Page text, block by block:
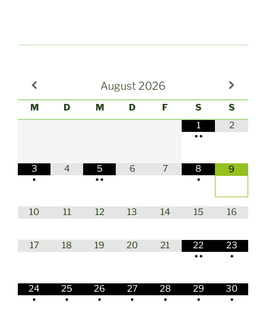
August 2026
M D M D F S
S
1
••
2
3
•
4
5
••
6 7
8
•
9
10 11 12 13 14 15 16
17 18 19 20 21
22
••
23
•
24
•
25
•
26
•
27
•
28
•
29
•
30
•